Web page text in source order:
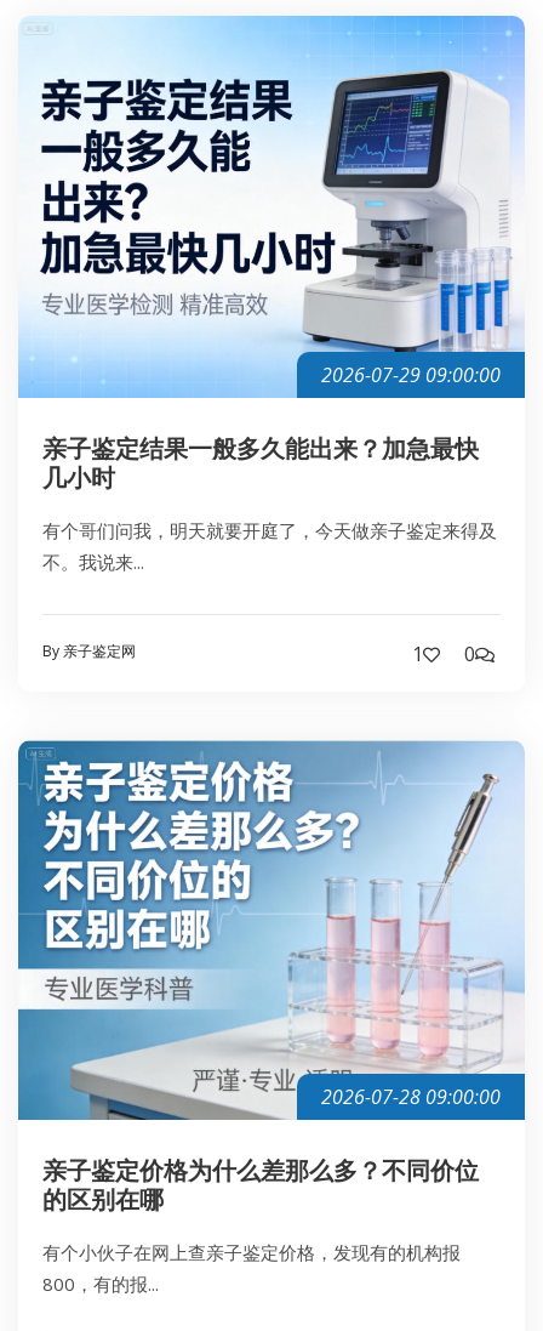
2026-07-29 09:00:00
亲子鉴定结果一般多久能出来？加急最快
几小时
有个哥们问我，明天就要开庭了，今天做亲子鉴定来得及
不。我说来...
By 亲子鉴定网 1 0
2026-07-28 09:00:00
亲子鉴定价格为什么差那么多？不同价位
的区别在哪
有个小伙子在网上查亲子鉴定价格，发现有的机构报
800，有的报...